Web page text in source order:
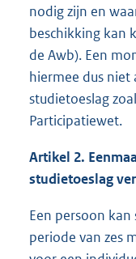
nodig zijn en
beschikking kan
de Awb). Een
hiermee dus niet
studietoeslag
Participatiewet.
Artikel 2.
studietoeslag
Een persoon
periode van zes